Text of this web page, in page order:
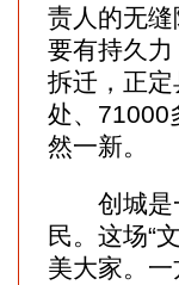
责人的无缝
要有持久
拆迁，正
处、71000
然一新。
创城是一
民。这场“
美大家。